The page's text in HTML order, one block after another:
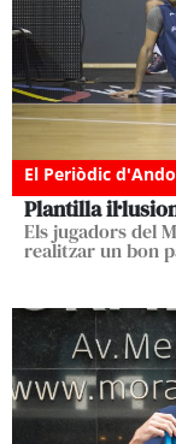
El Periòdic
Plantilla
Els jugadors del
realitzar un bon